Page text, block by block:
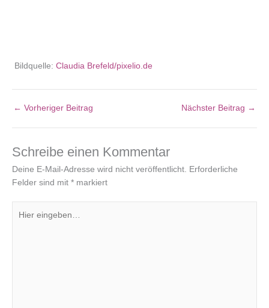
Bildquelle: Claudia Brefeld/pixelio.de
← Vorheriger Beitrag Nächster Beitrag →
Schreibe einen Kommentar
Deine E-Mail-Adresse wird nicht veröffentlicht.
Erforderliche
Felder sind mit * markiert
eingeben…